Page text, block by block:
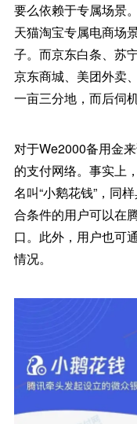
要么依赖于专属场景
天猫淘宝专属电商场
子。而京东白条、苏
京东商城、美团外卖
一亩三分地，而后伺机
对于We2000备用金
的支付网络。事实上
名叫“小鹅花钱”，同
合条件的用户可以在
口。此外，用户也可
情况。